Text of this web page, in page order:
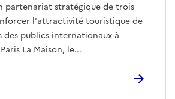
partenariat stratégique de trois
l'attractivité touristique de
des publics internationaux à
La Maison, le...